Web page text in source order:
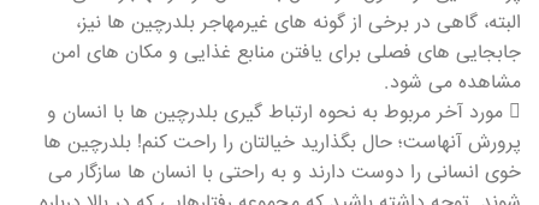
البته، گاهی در برخی از گونه های غیرمهاجر بلدرچین ها نیز،
جابجایی های فصلی برای یافتن منابع غذایی و مکان های امن
مشاهده می شود.
 مورد آخر مربوط به نحوه ارتباط گیری بلدرچین ها با انسان و
پرورش آنهاست؛ حال بگذارید خیالتان را راحت کنم! بلدرچین ها
خوی انسانی را دوست دارند و به راحتی با انسان ها سازگار می